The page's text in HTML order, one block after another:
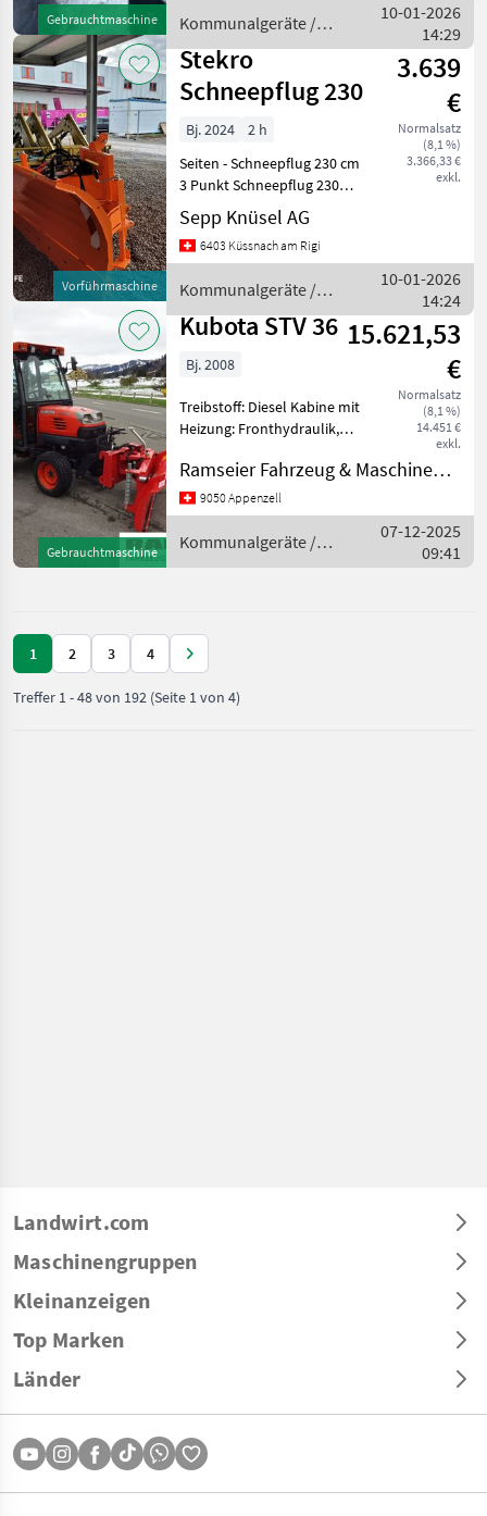
Gebrauchtmaschine
Kommunalgeräte /
Sonstige
10-01-2026
14:29
Vorführmaschine
Stekro
Schneepflug 230
3.639
€
Normalsatz
(8,1 %)
3.366,33 €
exkl.
Bj. 2024
2 h
Seiten - Schneepflug 230 cm
3 Punkt Schneepflug 230
cm Höhe 88 cm 30 °...
Kommunalgeräte
Winterdienst
Sepp Knüsel AG
6403 Küssnach am Rigi
Kommunalgeräte /
Stekro
10-01-2026
14:24
Gebrauchtmaschine
Kubota STV 36 15.621,53
€
Normalsatz
(8,1 %)
14.451 €
exkl.
Bj. 2008
Treibstoff: Diesel Kabine mit
Heizung: Fronthydraulik,
Schneepflug 160cm, 2780
Betriebsstunden. Weitere
Occasionen auf Anfrage.
Kommunal
Ramseier Fahrzeug & Maschinen AG
9050 Appenzell
Kommunalgeräte /
Kubota
07-12-2025
09:41
1 2 3 4
Treffer 1-48von 192 (Seite 1 von 4)
Landwirt.com
Maschinengruppen
Kleinanzeigen
Top Marken
Länder